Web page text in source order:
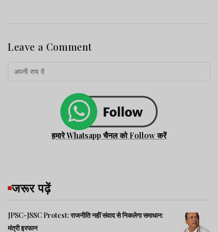
Leave a Comment
हमारे Whatsapp चैनल को Follow करें
जरूर पढ़ें
JPSC-JSSC Protest: राजनीति नहीं संवाद से निकलेगा समाधान:
मंत्री इरफान